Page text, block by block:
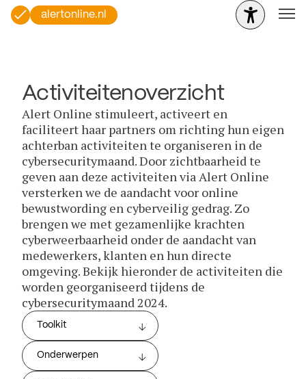
alertonline.nl
Activiteitenoverzicht
Alert Online stimuleert, activeert en
faciliteert haar partners om richting hun eigen
achterban activiteiten te organiseren in de
cybersecuritymaand. Door zichtbaarheid te
geven aan deze activiteiten via Alert Online
versterken we de aandacht voor online
bewustwording en cyberveilig gedrag. Zo
brengen we met gezamenlijke krachten
cyberweerbaarheid onder de aandacht van
medewerkers, klanten en hun directe
omgeving. Bekijk hieronder de activiteiten die
worden georganiseerd tijdens de
cybersecuritymaand 2024.
Toolkit
Onderwerpen